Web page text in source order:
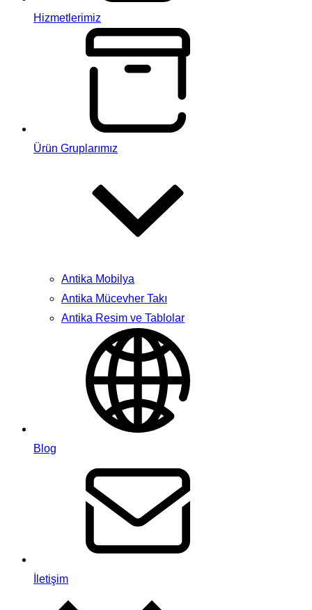
Hizmetlerimiz
Ürün Gruplarımız
Antika Mobilya
Antika Mücevher Takı
Antika Resim ve Tablolar
Blog
İletişim